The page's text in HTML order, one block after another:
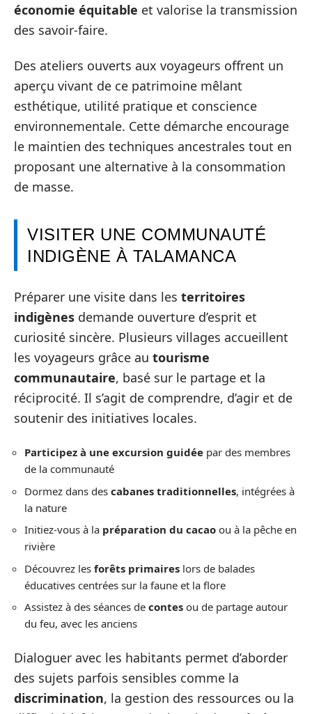
économie équitable et valorise la transmission
des savoir-faire.
Des ateliers ouverts aux voyageurs offrent un
aperçu vivant de ce patrimoine mêlant
esthétique, utilité pratique et conscience
environnementale. Cette démarche encourage
le maintien des techniques ancestrales tout en
proposant une alternative à la consommation
de masse.
VISITER UNE COMMUNAUTÉ
INDIGÈNE À TALAMANCA
Préparer une visite dans les territoires
indigènes demande ouverture d’esprit et
curiosité sincère. Plusieurs villages accueillent
les voyageurs grâce au tourisme
communautaire, basé sur le partage et la
réciprocité. Il s’agit de comprendre, d’agir et de
soutenir des initiatives locales.
Participez à une excursion guidée par des membres
de la communauté
Dormez dans des cabanes traditionnelles, intégrées à
la nature
Initiez-vous à la préparation du cacao ou à la pêche en
rivière
Découvrez les forêts primaires lors de balades
éducatives centrées sur la faune et la flore
Assistez à des séances de contes ou de partage autour
du feu, avec les anciens
Dialoguer avec les habitants permet d’aborder
des sujets parfois sensibles comme la
discrimination, la gestion des ressources ou la